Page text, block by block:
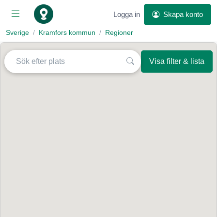
Logga in Skapa konto
Sverige Kramfors kommun Regioner
Visa filter & lista